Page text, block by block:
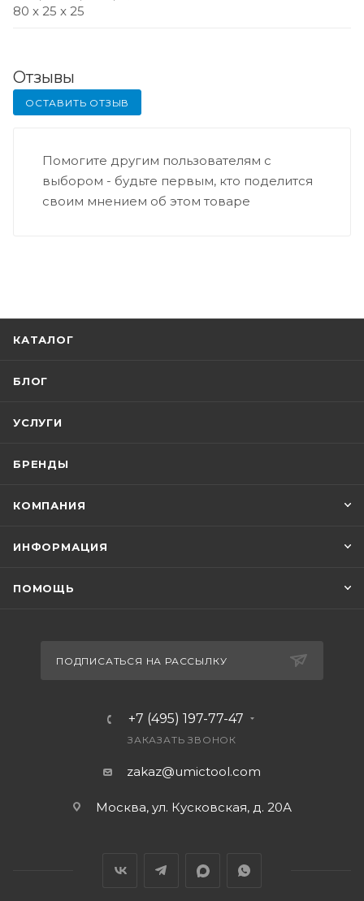
80 x 25 x 25
Отзывы
ОСТАВИТЬ ОТЗЫВ
Помогите другим пользователям с
выбором - будьте первым, кто поделится
своим мнением об этом товаре
КАТАЛОГ
БЛОГ
УСЛУГИ
БРЕНДЫ
КОМПАНИЯ
ИНФОРМАЦИЯ
ПОМОЩЬ
ПОДПИСАТЬСЯ НА РАССЫЛКУ
+7 (495) 197-77-47
ЗАКАЗАТЬ ЗВОНОК
zakaz@umictool.com
Москва, ул. Кусковская, д. 20А